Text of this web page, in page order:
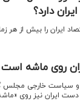
دارد؟
ایران را بیش از
روی ماشه است
سیاست خارجی مجلس
دست ایران نیز روی